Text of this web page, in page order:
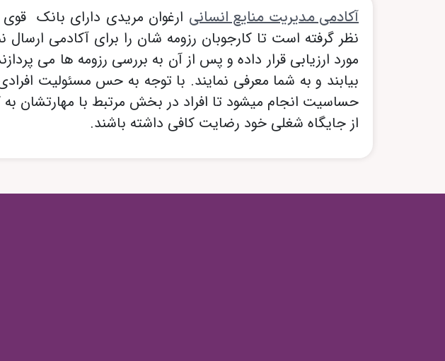
آکادمی مدیریت منایع انسانی ارغوان مریدی دارای بانک
نظر گرفته است تا کارجوبان رزومه شان را برای آکادمی
مورد ارزیابی قرار داده و پس از آن به بررسی رزومه ها می
بیابند و به شما معرفی نمایند. با توجه به حس مسئولیت
حساسیت انجام میشود تا افراد در بخش مرتبط با مهارتشان به
از جایگاه شغلی خود رضایت کافی داشته باشند.